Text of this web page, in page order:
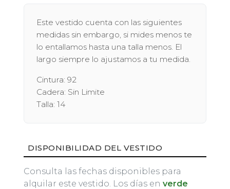
Este vestido cuenta con las siguientes
medidas sin embargo, si mides menos te
lo entallamos hasta una talla menos. El
largo siempre lo ajustamos a tu medida.
Cintura: 92
Cadera: Sin Limite
Talla: 14
DISPONIBILIDAD DEL VESTIDO
Consulta las fechas disponibles para
alquilar este vestido. Los días en verde